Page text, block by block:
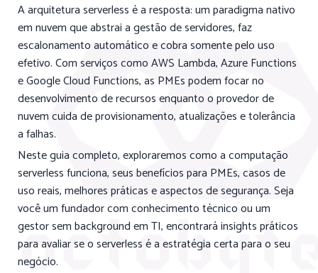
A arquitetura serverless é a resposta: um paradigma nativo
em nuvem que abstrai a gestão de servidores, faz
escalonamento automático e cobra somente pelo uso
efetivo. Com serviços como AWS Lambda, Azure Functions
e Google Cloud Functions, as PMEs podem focar no
desenvolvimento de recursos enquanto o provedor de
nuvem cuida de provisionamento, atualizações e tolerância
a falhas.
Neste guia completo, exploraremos como a computação
serverless funciona, seus benefícios para PMEs, casos de
uso reais, melhores práticas e aspectos de segurança. Seja
você um fundador com conhecimento técnico ou um
gestor sem background em TI, encontrará insights práticos
para avaliar se o serverless é a estratégia certa para o seu
negócio.